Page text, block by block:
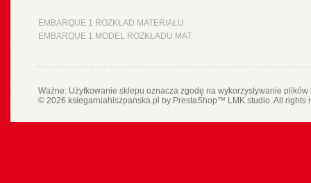
EMBARQUE 1 ROZKŁAD MATERIAŁU
EMBARQUE 1 MODEL ROZKŁADU MAT.
Ważne: Użytkowanie sklepu oznacza zgodę na wykorzystywanie
© 2026 ksiegarniahiszpanska.pl by PrestaShop™ LMK studio. All rights